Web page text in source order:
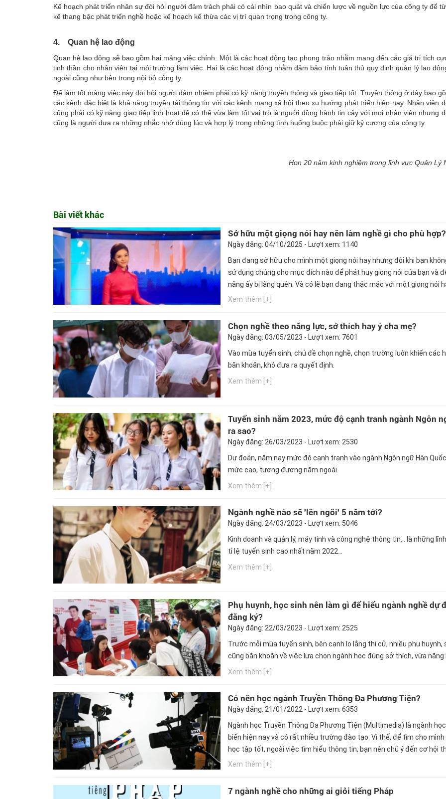
Kế hoạch phát triển nhân sự đòi hỏi người đảm trách phải có cái nhìn bao quát và chiến lược về nguồn lực của công ty để
kế thang bậc phát triển nghề hoặc kế hoạch kế thừa các vị trí quan trọng trong công ty.
4. Quan hệ lao động
Quan hệ lao động sẽ bao gồm hai mảng việc chính. Một là các hoạt động tạo phong trào nhằm mang đến các giá trị tích
tinh thần cho nhân viên tại môi trường làm việc. Hai là các hoạt động nhằm đảm bảo tính tuân thủ quy định quản lý lao
ngoài cũng như bên trong nội bộ công ty.
Để làm tốt mảng việc này đòi hỏi người đảm nhiệm phải có kỹ năng truyền thông và giao tiếp tốt. Truyền thông ở đây bao
các kênh đặc biệt là khả năng truyền tải thông tin với các kênh mạng xã hội theo xu hướng phát triển hiện nay. Nhân viên
cũng phải có kỹ năng giao tiếp linh hoạt để có thể vừa làm tốt vai trò là người đồng hành tin cậy với mọi nhân viên nhưng
cũng là người đưa ra những nhắc nhở đúng lúc và hợp lý trong những tình huống buộc phải giữ kỷ cương của công ty.
Hơn 20 năm kinh nghiệm trong lĩnh vực Quản Lý
Bài viết khác
Sở hữu một giọng nói hay nên làm nghề gì cho phù hợp?
Ngày đăng: 04/10/2025 - Lượt xem: 1140
Bạn đang sở hữu cho mình một giọng nói hay nhưng đôi khi bạn
sử dụng chúng cho mục đích nào để phát huy giọng nói của bạn và
năng ấy bị lãng quên. Và có lẽ bạn đang thắc mắc với một giọng nói
làm ngành nghề nào phù hợp nhất. Ngay bây giờ, hãy cùng Hướng
Xem thêm [+]
Chọn nghề theo năng lực, sở thích hay ý cha mẹ?
Ngày đăng: 03/05/2023 - Lượt xem: 7601
Vào mùa tuyển sinh, chủ đề chọn nghề, chọn trường luôn khiến các
băn khoăn, khó đưa ra quyết định.
Xem thêm [+]
Tuyển sinh năm 2023, mức độ cạnh tranh ngành Ngôn
ra sao?
Ngày đăng: 26/03/2023 - Lượt xem: 2530
Dự đoán, năm nay mức độ cạnh tranh vào ngành Ngôn ngữ Hàn
mức cao, tương đương năm ngoái.
Xem thêm [+]
Ngành nghề nào sẽ 'lên ngôi' 5 năm tới?
Ngày đăng: 24/03/2023 - Lượt xem: 5046
Kinh doanh và quản lý, máy tính và công nghệ thông tin… là những
tỉ lệ tuyển sinh cao nhất năm 2022...
Xem thêm [+]
Phụ huynh, học sinh nên làm gì để hiểu ngành nghề dự
đăng ký?
Ngày đăng: 22/03/2023 - Lượt xem: 2525
Trước mỗi mùa tuyển sinh, bên cạnh lo lắng thi cử, nhiều phụ huynh,
cũng băn khoăn về việc lựa chọn ngành học đúng sở thích, vừa năng
Xem thêm [+]
Có nên học ngành Truyền Thông Đa Phương Tiện?
Ngày đăng: 21/01/2022 - Lượt xem: 6353
Ngành học Truyền Thông Đa Phương Tiện (Multimedia) là ngành
biến hiện nay và có rất nhiều trường đào tạo. Vì thế, để tìm cho
học tập tốt, ngoài việc tìm hiểu thông tin, bạn nên chú ý đến cơ hội
hành, cơ hội nghề nghiệp của trường mà bạn chọn theo học. Ngay
Xem thêm [+]
7 ngành nghề cho những ai giỏi tiếng Pháp